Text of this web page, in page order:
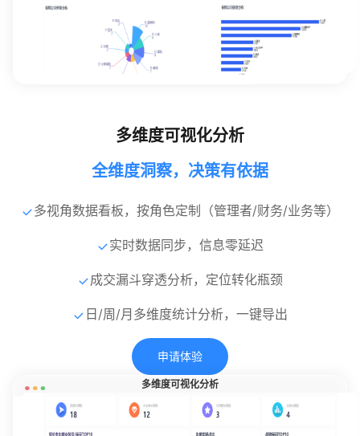
多维度可视化分析
全维度洞察，决策有依据
多视角数据看板，按角色定制（管理者/财务/业务等）
实时数据同步，信息零延迟
成交漏斗穿透分析，定位转化瓶颈
日/周/月多维度统计分析，一键导出
申请体验
多维度可视化分析